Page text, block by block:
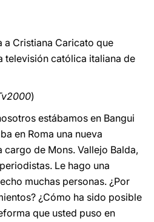
a Cristiana Caricato que
televisión católica italiana de
)
estábamos en Bangui
en Roma una nueva
de Mons. Vallejo Balda,
Le hago una
muchas personas. ¿Por
¿Cómo ha sido posible
que usted puso en